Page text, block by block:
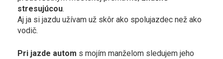
stresujúcou.
Aj ja si jazdu užívam už skôr ako spolujazdec než ako
vodič.
Pri jazde autom s mojím manželom sledujem jeho